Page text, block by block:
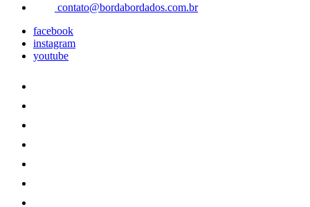
contato@bordabordados.com.br
facebook
instagram
youtube